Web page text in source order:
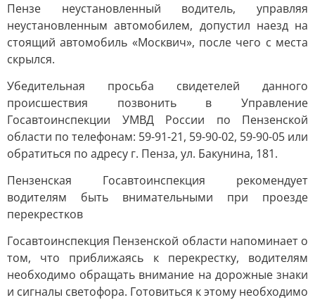
Пензе неустановленный водитель, управляя
неустановленным автомобилем, допустил наезд на
стоящий автомобиль «Москвич», после чего с места
скрылся.
Убедительная просьба свидетелей данного
происшествия позвонить в Управление
Госавтоинспекции УМВД России по Пензенской
области по телефонам: 59-91-21, 59-90-02, 59-90-05 или
обратиться по адресу г. Пенза, ул. Бакунина, 181.
Пензенская Госавтоинспекция рекомендует
водителям быть внимательными при проезде
перекрестков
Госавтоинспекция Пензенской области напоминает о
том, что приближаясь к перекрестку, водителям
необходимо обращать внимание на дорожные знаки
и сигналы светофора. Готовиться к этому необходимо